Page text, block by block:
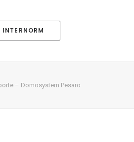
INTERNORM
– Domosystem Pesaro